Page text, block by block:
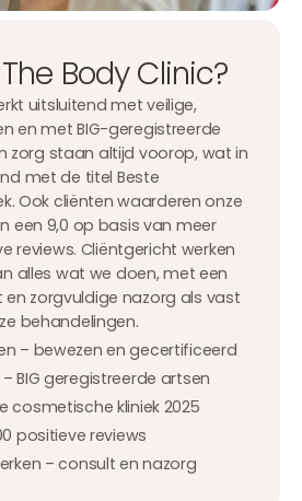
Body Clinic?
uitsluitend met veilige,
en met BIG-geregistreerde
zorg staan altijd voorop, wat in
met de titel Beste
Ook cliënten waarderen onze
een 9,0 op basis van meer
reviews. Cliëntgericht werken
alles wat we doen, met een
en zorgvuldige nazorg als vast
behandelingen.
– bewezen en gecertificeerd
BIG geregistreerde artsen
cosmetische kliniek 2025
positieve reviews
– consult en nazorg